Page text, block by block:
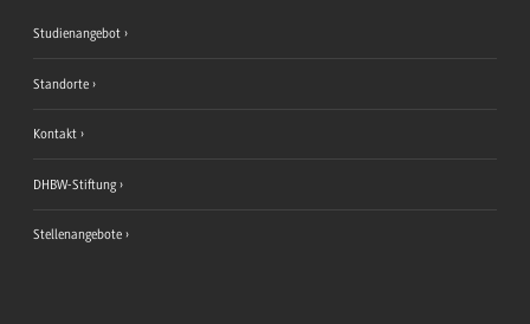
Studienangebot
Standorte
Kontakt
DHBW-Stiftung
Stellenangebote